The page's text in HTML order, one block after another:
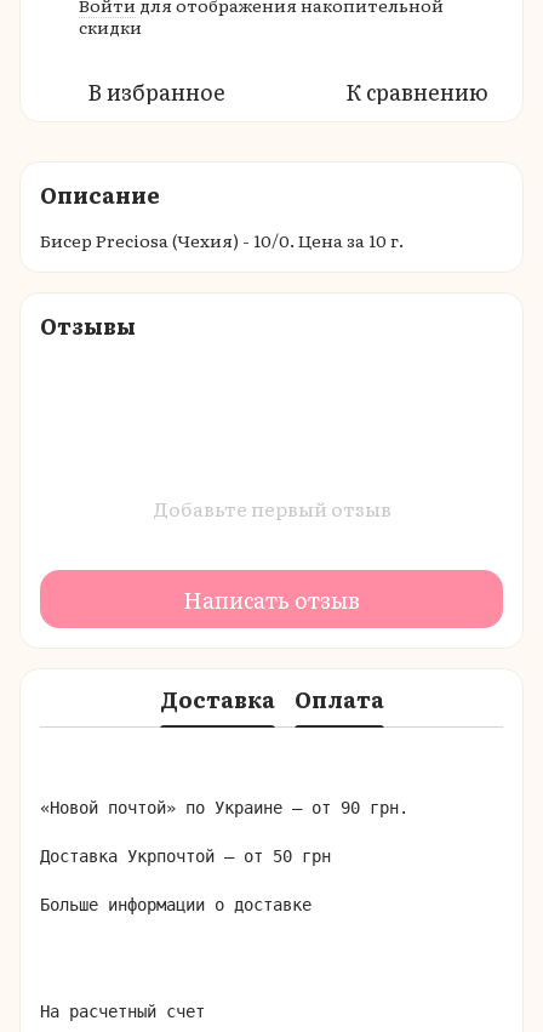
Войти для отображения накопительной
скидки
В избранное К сравнению
Описание
Бисер Preciosa (Чехия) - 10/0. Цена за 10 г.
Отзывы
Добавьте первый отзыв
Написать отзыв
Доставка Оплата
«Новой почтой» по Украине – от 90 грн.
Доставка Укрпочтой – от 50 грн
Больше информации о доставке
На расчетный счет